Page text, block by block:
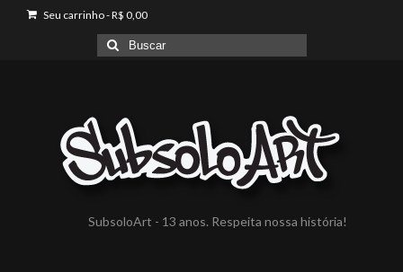
Seu carrinho-R$ 0,00
Buscar
por:
SubsoloArt - 13 anos. Respeita nossa história!